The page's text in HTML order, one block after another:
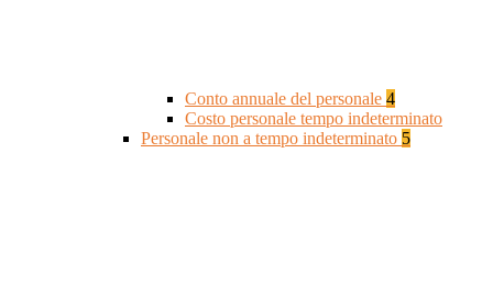
Conto annuale del personale 4
Costo personale tempo indeterminato
Personale non a tempo indeterminato 5